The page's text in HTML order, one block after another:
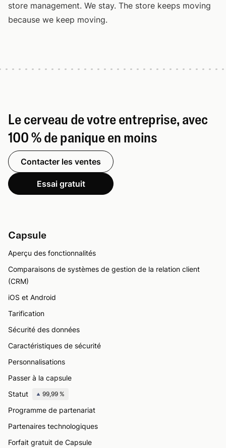
store management. We stay. The store keeps moving
because we keep moving.
Le cerveau de votre entreprise, avec
100 % de panique en moins
Contacter les ventes
Essai gratuit
Capsule
Aperçu des fonctionnalités
Comparaisons de systèmes de gestion de la relation client
(CRM)
iOS et Android
Tarification
Sécurité des données
Caractéristiques de sécurité
Personnalisations
Passer à la capsule
Statut
99,99 %
Programme de partenariat
Partenaires technologiques
Forfait gratuit de Capsule